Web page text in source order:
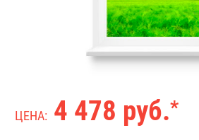
ЦЕНА: 4 478 руб.*